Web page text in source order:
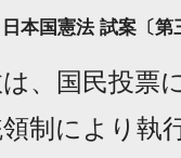
本国憲法 試案〔第
、国民投票
制により執